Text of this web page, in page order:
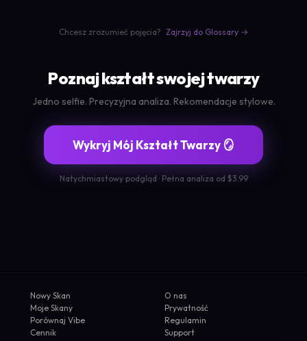
Chcesz zrozumieć pojęcia? Zajrzyj do Glossary →
Poznaj kształt swojej twarzy
Jedno selfie. Precyzyjna analiza. Rekomendacje stylowe.
Wykryj Mój Kształt Twarzy 🪞
Natychmiastowy podgląd · Pełna analiza od $3.99
Nowy Skan
Moje Skany
Porównaj Vibe
Cennik
O nas
Prywatność
Regulamin
Support